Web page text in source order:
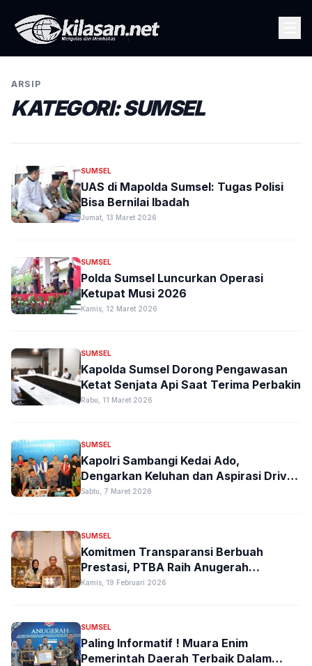
ARSIP
KATEGORI:SUMSEL
SUMSEL
UAS di Mapolda Sumsel: Tugas Polisi
Bisa Bernilai Ibadah
Jumat, 13 Maret 2026
SUMSEL
Polda Sumsel Luncurkan Operasi
Ketupat Musi 2026
Kamis, 12 Maret 2026
SUMSEL
Kapolda Sumsel Dorong Pengawasan
Ketat Senjata Api Saat Terima Perbakin
Rabu, 11 Maret 2026
SUMSEL
Kapolri Sambangi Kedai Ado,
Dengarkan Keluhan dan Aspirasi Driver
Online
Sabtu, 7 Maret 2026
SUMSEL
Komitmen Transparansi Berbuah
Prestasi, PTBA Raih Anugerah
Keterbukaan Informasi Publik 2025
Kamis, 19 Februari 2026
SUMSEL
Paling Informatif ! Muara Enim
Pemerintah Daerah Terbaik Dalam